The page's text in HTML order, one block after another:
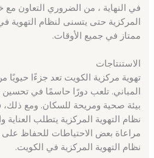
في النهاية ، من الضروري التعاون مع
المركزية حتى يتسنى لنظام التهوية
ممتاز في جميع الأوقات.
الاستنتاجات
تهوية مركزية الكويت تعد جزءًا حيويًا
المباني. تلعب دورًا حاسمًا في تحسين
بيئة صحية ومريحة للسكان. ومع ذلك،
نظام التهوية المركزية يتطلب
مراعاة بعض الاحتياطات للحفاظ على
نظام التهوية المركزية في الكويت.